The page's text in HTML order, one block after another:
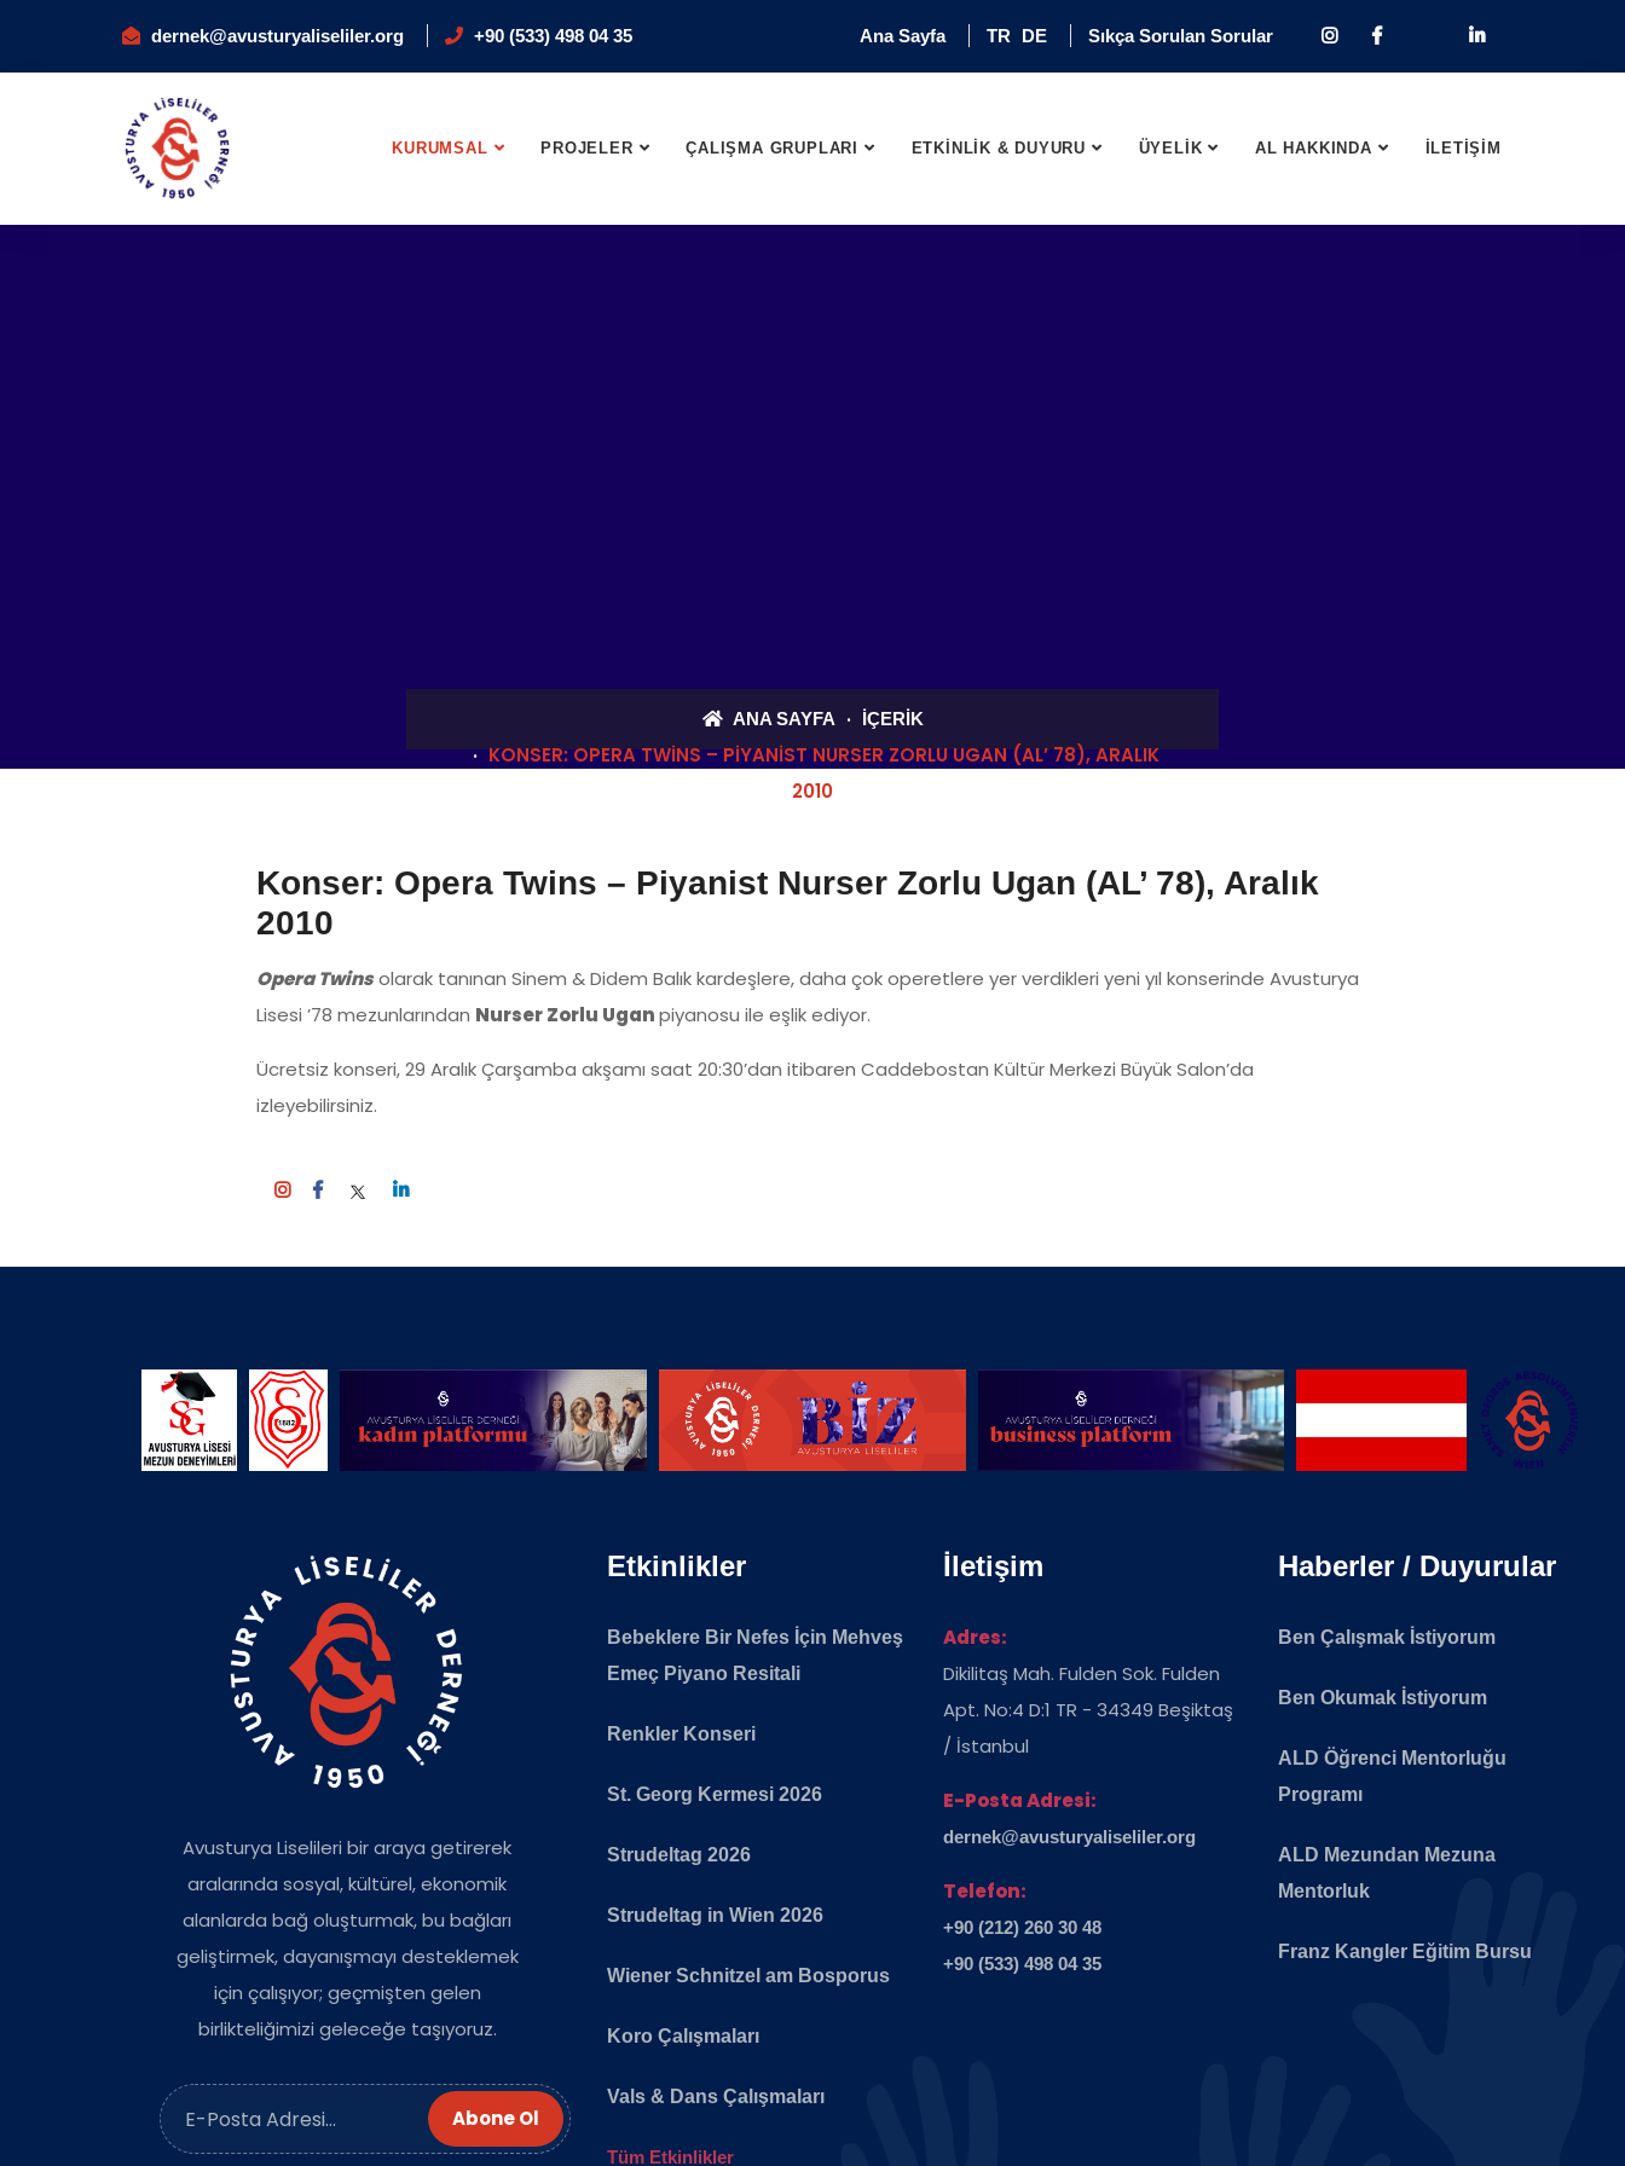
dernek@avusturyaliseliler.org +90 (533) 498 04 35 Ana Sayfa TR DE Sıkça Sorulan Sorular
KURUMSAL PROJELER ÇALIŞMA GRUPLARI ETKİNLİK & DUYURU ÜYELİK AL HAKKINDA İLETİŞİM
ANA SAYFA İÇERIK
KONSER: OPERA TWINS – PIYANIST NURSER ZORLU UGAN (AL’ 78), ARALIK
2010
Konser: Opera Twins – Piyanist Nurser Zorlu Ugan (AL’ 78), Aralık
2010
Opera Twinsolarak tanınan Sinem & Didem Balık kardeşlere, daha çok operetlere yer verdikleri yeni yıl konserinde Avusturya
Lisesi ’78 mezunlarından Nurser Zorlu Uganpiyanosu ile eşlik ediyor.
Ücretsiz konseri, 29 Aralık Çarşamba akşamı saat 20:30’dan itibaren Caddebostan Kültür Merkezi Büyük Salon’da
izleyebilirsiniz.
Avusturya Liselileri bir araya getirerek
aralarında sosyal, kültürel, ekonomik
alanlarda bağ oluşturmak, bu bağları
geliştirmek, dayanışmayı desteklemek
için çalışıyor; geçmişten gelen
birlikteliğimizi geleceğe taşıyoruz.
Abone Ol
Etkinlikler
Bebeklere Bir Nefes İçin Mehveş
Emeç Piyano Resitali
Renkler Konseri
St. Georg Kermesi 2026
Strudeltag 2026
Strudeltag in Wien 2026
Wiener Schnitzel am Bosporus
Koro Çalışmaları
Vals & Dans Çalışmaları
Tüm Etkinlikler
İletişim
Adres:
Dikilitaş Mah. Fulden Sok. Fulden
Apt. No:4 D:1 TR - 34349 Beşiktaş
/ İstanbul
E-Posta Adresi:
dernek@avusturyaliseliler.org
Telefon:
+90 (212) 260 30 48
+90 (533) 498 04 35
Haberler / Duyurular
Ben Çalışmak İstiyorum
Ben Okumak İstiyorum
ALD Öğrenci Mentorluğu
Programı
ALD Mezundan Mezuna
Mentorluk
Franz Kangler Eğitim Bursu